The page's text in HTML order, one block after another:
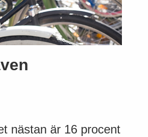
nästan är 16 procent